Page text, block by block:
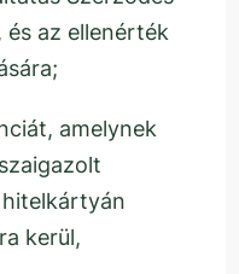
az ellenérték
amelynek
kerül,